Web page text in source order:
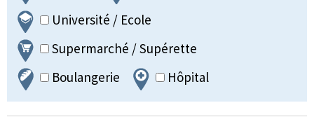
Université / Ecole
Supermarché / Supérette
Boulangerie
Hôpital